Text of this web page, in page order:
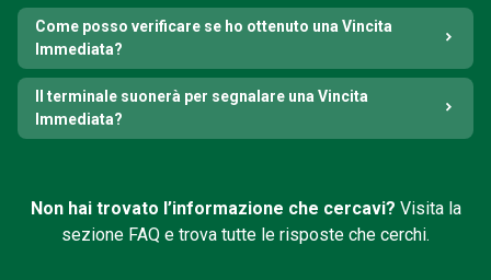
Come posso verificare se ho ottenuto una Vincita
Immediata?
Il terminale suonerà per segnalare una Vincita
Immediata?
Non hai trovato l’informazione che cercavi? Visita la
sezione FAQ e trova tutte le risposte che cerchi.